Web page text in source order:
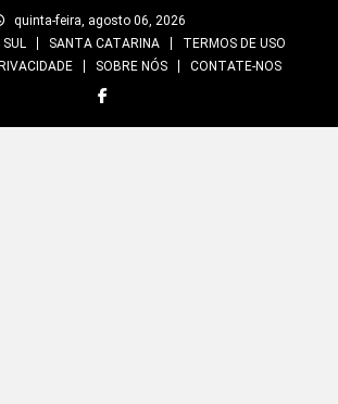
quinta-feira, agosto 06, 2026
SANTA CATARINA
TERMOS DE USO
SOBRE NÓS CONTATE-NOS